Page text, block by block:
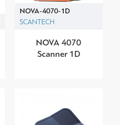
NOVA-4070-1D
SCANTECH
NOVA 4070
Scanner 1D